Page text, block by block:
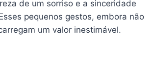
de um sorriso e a sinceridade
pequenos gestos, embora não
um valor inestimável.